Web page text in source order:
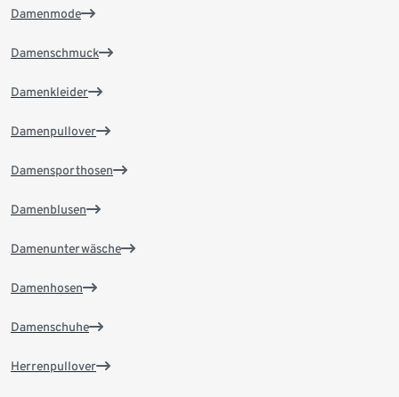
Damenmode
Damenschmuck
Damenkleider
Damenpullover
Damensporthosen
Damenblusen
Damenunterwäsche
Damenhosen
Damenschuhe
Herrenpullover